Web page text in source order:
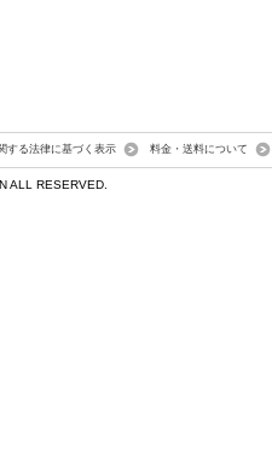
する法律に基づく表示 料金・送料について
ALL RESERVED.